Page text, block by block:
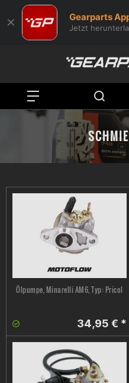
✕ Gearparts
Jetzt
Ölpumpe, Minarelli AM6, Typ: Pricol
34,95 € *